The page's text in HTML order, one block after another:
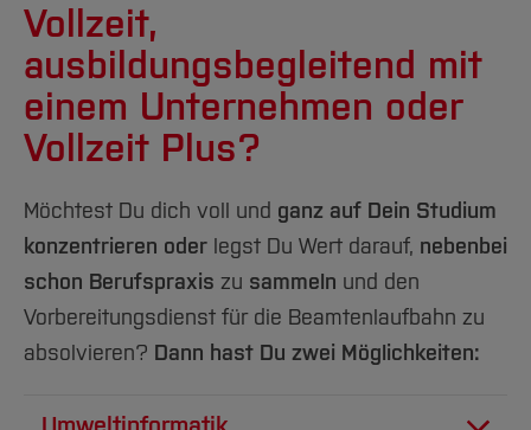
Vollzeit,
ausbildungsbegleitend mit
einem Unternehmen oder
Vollzeit Plus?
Möchtest Du dich voll und ganz auf Dein Studium
konzentrieren oder legst Du Wert darauf, nebenbei
schon Berufspraxis zu sammeln und den
Vorbereitungsdienst für die Beamtenlaufbahn zu
absolvieren? Dann hast Du zwei Möglichkeiten: